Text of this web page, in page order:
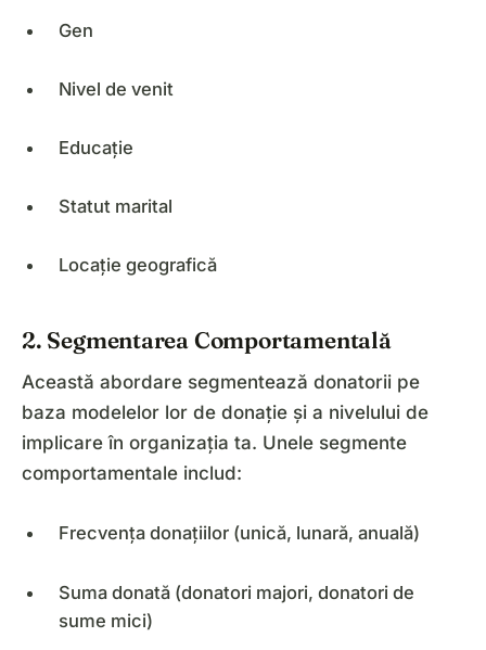
Gen
Nivel de venit
Educație
Statut marital
Locație geografică
2. Segmentarea Comportamentală
Această abordare segmentează donatorii pe
baza modelelor lor de donație și a nivelului de
implicare în organizația ta. Unele segmente
comportamentale includ:
Frecvența donațiilor (unică, lunară, anuală)
Suma donată (donatori majori, donatori de
sume mici)